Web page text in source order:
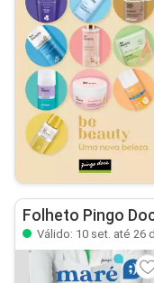
Folheto Pingo
Válido: 10 set. até 26